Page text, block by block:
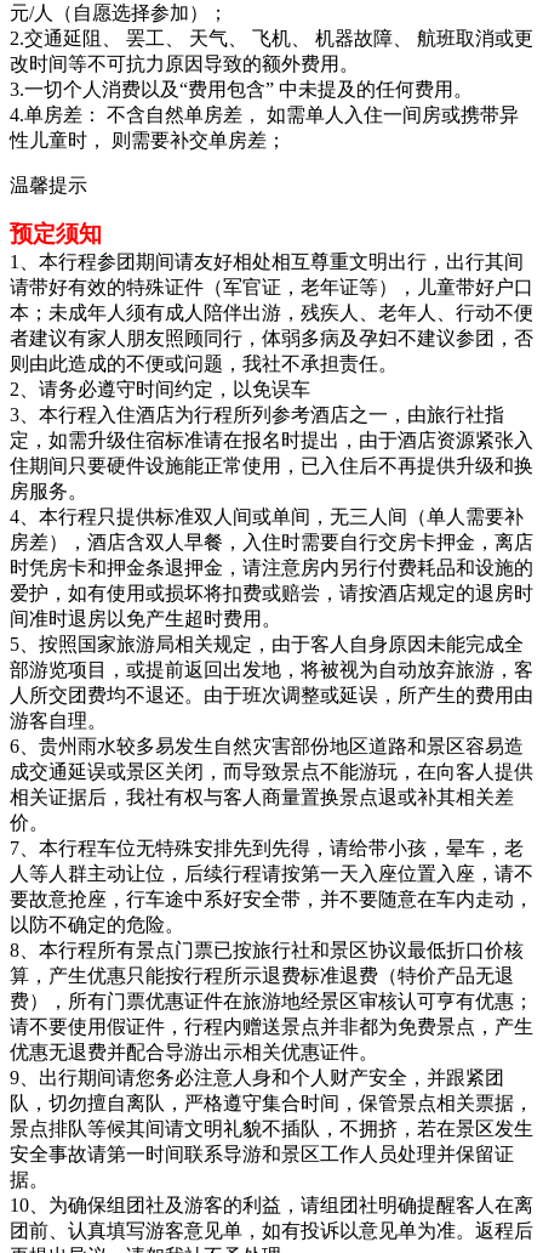
元/人（自愿选择参加）；
2.交通延阻、 罢工、 天气、 飞机、 机器故障、 航班取消或更
改时间等不可抗力原因导致的额外费用。
3.一切个人消费以及“费用包含” 中未提及的任何费用。
4.单房差： 不含自然单房差， 如需单人入住一间房或携带异
性儿童时， 则需要补交单房差；
温馨提示
预定须知
1、本行程参团期间请友好相处相互尊重文明出行，出行其间
请带好有效的特殊证件（军官证，老年证等），儿童带好户口
本；未成年人须有成人陪伴出游，残疾人、老年人、行动不便
者建议有家人朋友照顾同行，体弱多病及孕妇不建议参团，否
则由此造成的不便或问题，我社不承担责任。
2、请务必遵守时间约定，以免误车
3、本行程入住酒店为行程所列参考酒店之一，由旅行社指
定，如需升级住宿标准请在报名时提出，由于酒店资源紧张入
住期间只要硬件设施能正常使用，已入住后不再提供升级和换
房服务。
4、本行程只提供标准双人间或单间，无三人间（单人需要补
房差），酒店含双人早餐，入住时需要自行交房卡押金，离店
时凭房卡和押金条退押金，请注意房内另行付费耗品和设施的
爱护，如有使用或损坏将扣费或赔尝，请按酒店规定的退房时
间准时退房以免产生超时费用。
5、按照国家旅游局相关规定，由于客人自身原因未能完成全
部游览项目，或提前返回出发地，将被视为自动放弃旅游，客
人所交团费均不退还。由于班次调整或延误，所产生的费用由
游客自理。
6、贵州雨水较多易发生自然灾害部份地区道路和景区容易造
成交通延误或景区关闭，而导致景点不能游玩，在向客人提供
相关证据后，我社有权与客人商量置换景点退或补其相关差
价。
7、本行程车位无特殊安排先到先得，请给带小孩，晕车，老
人等人群主动让位，后续行程请按第一天入座位置入座，请不
要故意抢座，行车途中系好安全带，并不要随意在车内走动，
以防不确定的危险。
8、本行程所有景点门票已按旅行社和景区协议最低折口价核
算，产生优惠只能按行程所示退费标准退费（特价产品无退
费），所有门票优惠证件在旅游地经景区审核认可亨有优惠；
请不要使用假证件，行程内赠送景点并非都为免费景点，产生
优惠无退费并配合导游出示相关优惠证件。
9、出行期间请您务必注意人身和个人财产安全，并跟紧团
队，切勿擅自离队，严格遵守集合时间，保管景点相关票据，
景点排队等候其间请文明礼貌不插队，不拥挤，若在景区发生
安全事故请第一时间联系导游和景区工作人员处理并保留证
据。
10、为确保组团社及游客的利益，请组团社明确提醒客人在离
团前、认真填写游客意见单，如有投诉以意见单为准。返程后